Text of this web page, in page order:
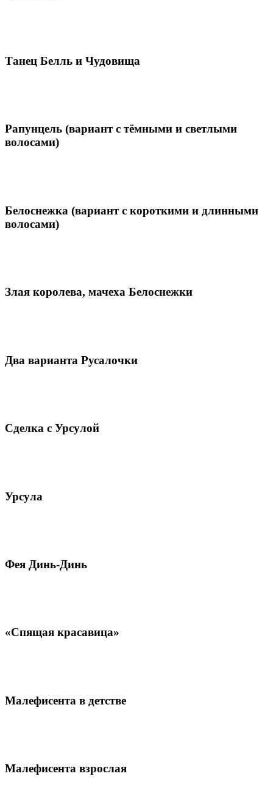
Танец Белль и Чудовища
Рапунцель (вариант с тёмными и светлыми
волосами)
Белоснежка (вариант с короткими и длинными
волосами)
Злая королева, мачеха Белоснежки
Два варианта Русалочки
Сделка с Урсулой
Урсула
Фея Динь-Динь
«Спящая красавица»
Малефисента в детстве
Малефисента взрослая